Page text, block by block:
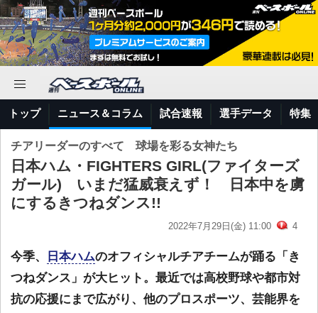
トップ ニュース＆コラム 試合速報 選手データ 特集
チアリーダーのすべて 球場を彩る女神たち
日本ハム・FIGHTERS GIRL(ファイターズ
ガール) いまだ猛威衰えず！ 日本中を虜
にするきつねダンス!!
2022年7月29日(金) 11:00 4
今季、 日本ハムのオフィシャルチアチームが踊る「き
つねダンス」が大ヒット。最近では高校野球や都市対
抗の応援にまで広がり、他のプロスポーツ、芸能界を